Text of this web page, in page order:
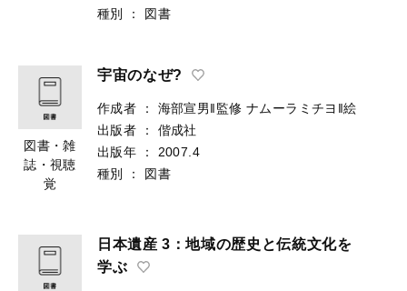
種別
： 図書
図書・雑
誌・視聴
覚
宇宙のなぜ?
作成者 ： 海部宣男‖監修 ナムーラミチヨ‖絵
出版者
：
偕成社
出版年
：
2007.4
種別
： 図書
日本遺産 3：地域の歴史と伝統文化を
学ぶ